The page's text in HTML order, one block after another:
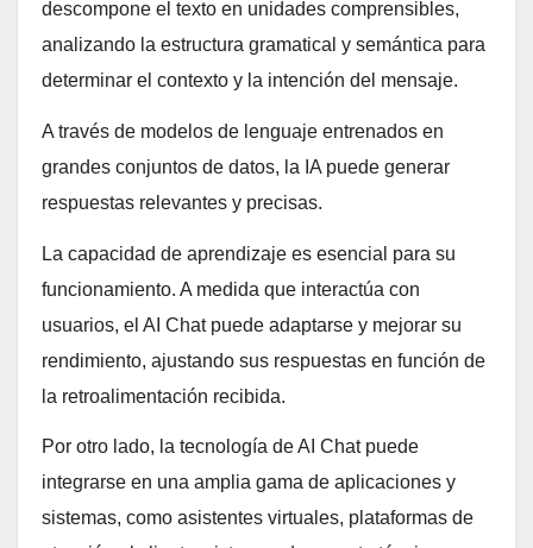
descompone el texto en unidades comprensibles,
analizando la estructura gramatical y semántica para
determinar el contexto y la intención del mensaje.
A través de modelos de lenguaje entrenados en
grandes conjuntos de datos, la IA puede generar
respuestas relevantes y precisas.
La capacidad de aprendizaje es esencial para su
funcionamiento. A medida que interactúa con
usuarios, el AI Chat puede adaptarse y mejorar su
rendimiento, ajustando sus respuestas en función de
la retroalimentación recibida.
Por otro lado, la tecnología de AI Chat puede
integrarse en una amplia gama de aplicaciones y
sistemas, como asistentes virtuales, plataformas de